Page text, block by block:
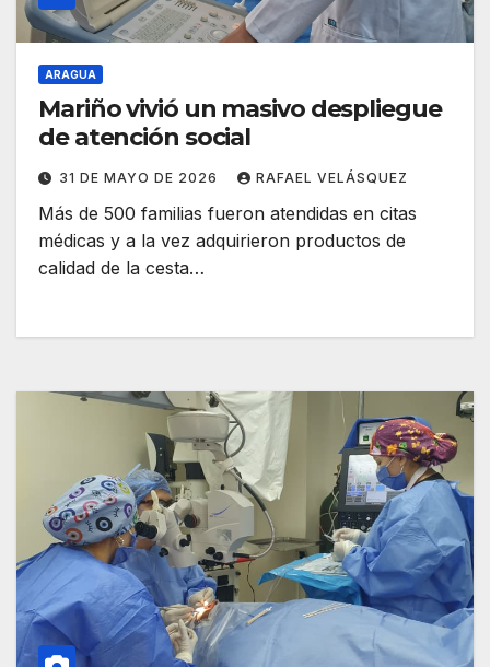
ARAGUA
Mariño vivió un masivo despliegue
de atención social
31 DE MAYO DE 2026 RAFAEL VELÁSQUEZ
Más de 500 familias fueron atendidas en citas
médicas y a la vez adquirieron productos de
calidad de la cesta…